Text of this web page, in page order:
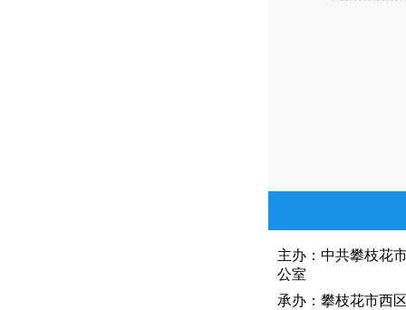
主办：中共攀枝
公室
承办：攀枝花市西